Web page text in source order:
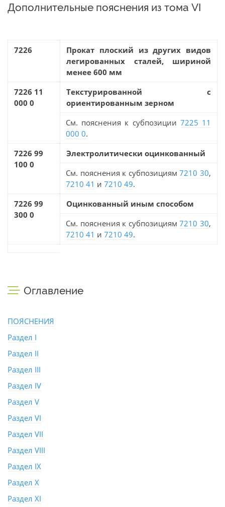
Дополнительные пояснения из тома VI
7226
Прокат плоский из других видов
легированных сталей, шириной
менее 600 мм
7226 11
000 0
Текстурированной с
ориентированным зерном
См. пояснения к субпозиции 7225 11
000 0.
7226 99
100 0
Электролитически оцинкованный
См. пояснения к субпозициям7210 30,
7210 41 и 7210 49.
7226 99
300 0
Оцинкованный иным способом
См. пояснения к субпозициям7210 30,
7210 41 и 7210 49.
Оглавление
ПОЯСНЕНИЯ
Раздел I
Раздел II
Раздел III
Раздел IV
Раздел V
Раздел VI
Раздел VII
Раздел VIII
Раздел IX
Раздел X
Раздел XI